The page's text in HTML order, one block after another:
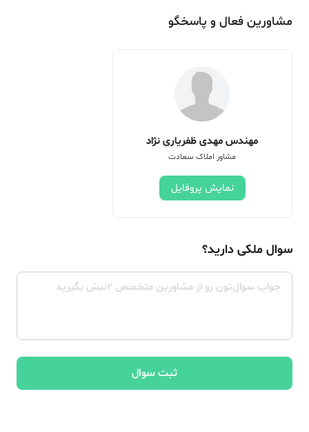
مشاورین فعال و پاسخگو
مهندس مهدی ظفریاری نژاد
مشاور املاک سعادت
نمایش پروفایل
سوال ملکی دارید؟
ثبت سوال